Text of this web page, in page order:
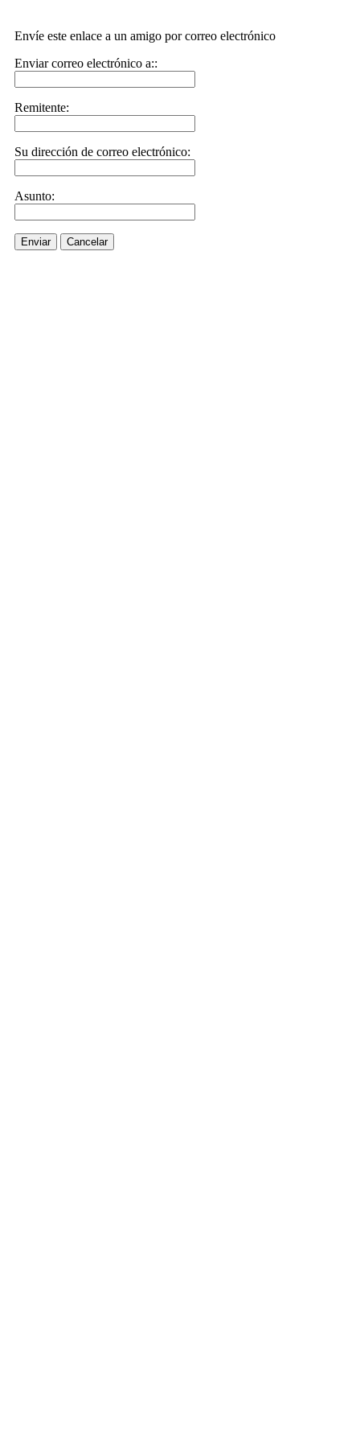
Envíe este enlace a un amigo por correo electrónico
Enviar correo electrónico a::
Remitente:
Su dirección de correo electrónico:
Asunto:
Enviar Cancelar